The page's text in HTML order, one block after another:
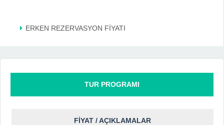
ERKEN REZERVASYON FİYATI
TUR PROGRAMI
FİYAT / AÇIKLAMALAR